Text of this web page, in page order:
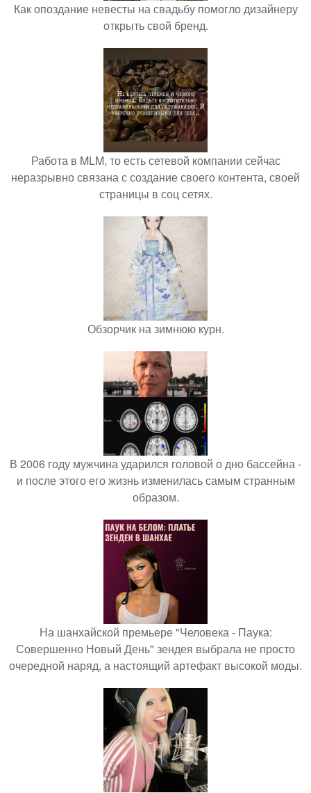
Как опоздание невесты на свадьбу помогло дизайнеру
открыть свой бренд.
Работа в MLM, то есть сетевой компании сейчас
неразрывно связана с создание своего контента, своей
страницы в соц сетях.
Обзорчик на зимнюю курн.
В 2006 году мужчина ударился головой о дно бассейна -
и после этого его жизнь изменилась самым странным
образом.
На шанхайской премьере "Человека - Паука:
Совершенно Новый День" зендея выбрала не просто
очередной наряд, а настоящий артефакт высокой моды.